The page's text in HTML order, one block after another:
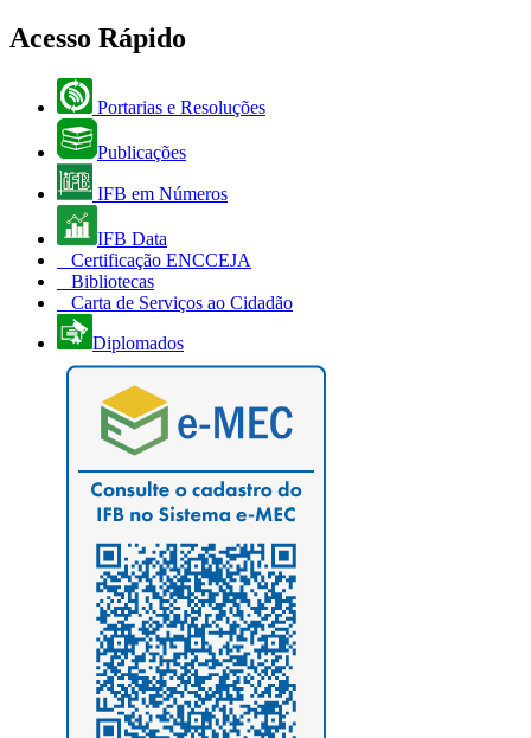
Acesso Rápido
Portarias e Resoluções
Publicações
IFB em Números
IFB Data
Certificação ENCCEJA
Bibliotecas
Carta de Serviços ao Cidadão
Diplomados